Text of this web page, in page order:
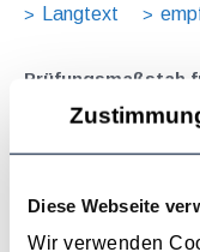
Diese Webseite
Wir verwenden
Langtext
Prüfungsmaßstab
Abgrenzung von
August 2025
Die Abgrenzung